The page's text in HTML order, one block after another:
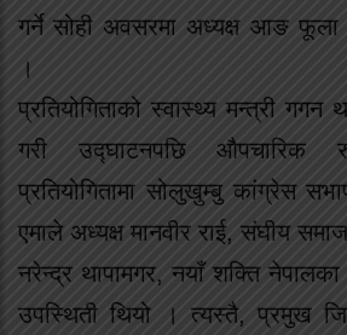
गर्ने सोही अवसरमा अध्यक्ष आङ फूला
।
प्रतियोगिताको स्वास्थ्य मन्त्री गगन
गरी उद्घाटनपछि
प्रतियोगितामा सोलुखुम्बु कांग्रेस
एमाले अध्यक्ष मानवीर राई, संघीय
नरेन्द्र थापामगर, नयाँ शक्ति नेपालका
उपस्थिती थियो । त्यस्तै, प्रमुख